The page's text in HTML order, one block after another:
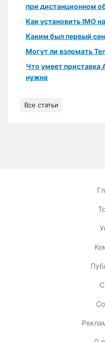
при дистанционном
Как установить IMO
Каким был первый
Могут ли взломать
Что умеет приставка
нужна
Все статьи